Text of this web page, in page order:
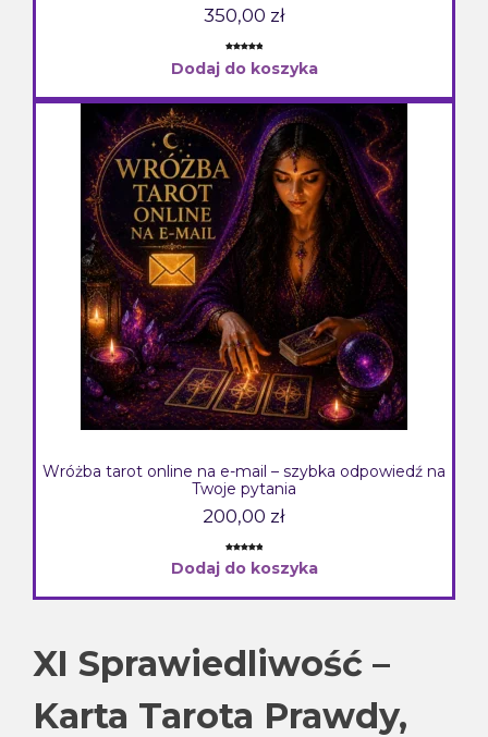
350,00 zł
5.00na 5
klientów
Dodaj do koszyka
Wróżba tarot online na e-mail – szybka odpowiedź na
Twoje pytania
200,00 zł
5.00na 5
oceny
Dodaj do koszyka
XI Sprawiedliwość –
Karta Tarota Prawdy,